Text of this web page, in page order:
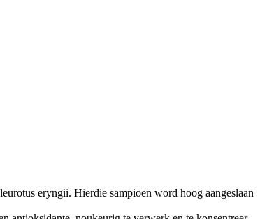
eryngii. Hierdie sampioen word hoog aangeslaan